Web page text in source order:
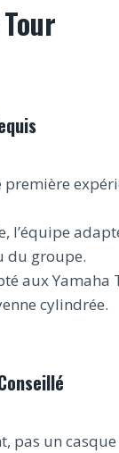
l’équipe
du groupe.
aux Yamaha
cylindrée.
pas un